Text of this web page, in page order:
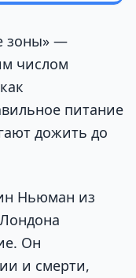
зоны» —
числом
питание
дожить до
Ньюман из
Он
и смерти,